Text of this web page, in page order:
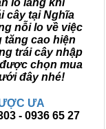
lo lắng khi
cây tại Nghĩa
nỗi lo về việc
tăng cao hiện
trái cây nhập
chọn mua
đây nhé!
ƯA
- 0936 65 27